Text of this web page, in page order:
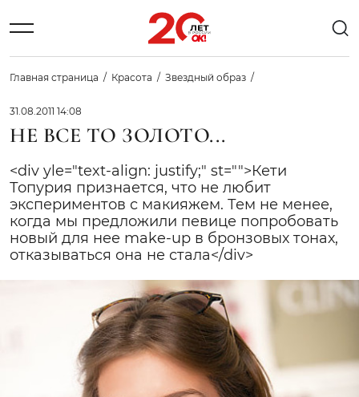
Главная страница Красота Звездный образ
31.08.2011 14:08
НЕ ВСЕ ТО ЗОЛОТО...
<div yle="text-align: justify;" st="">Кети
Топурия признается, что не любит
экспериментов с макияжем. Тем не менее,
когда мы предложили певице попробовать
новый для нее make-up в бронзовых тонах,
отказываться она не стала</div>